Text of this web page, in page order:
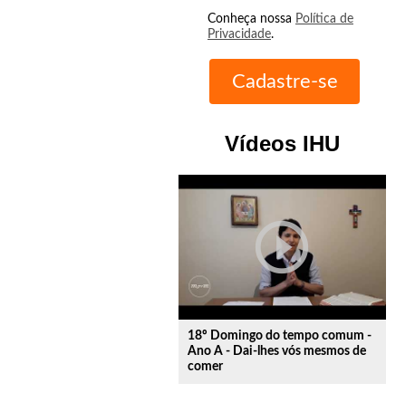
Conheça nossa Política de
Privacidade.
Vídeos IHU
play_circle_outline
18º Domingo do tempo comum -
Ano A - Dai-lhes vós mesmos de
comer